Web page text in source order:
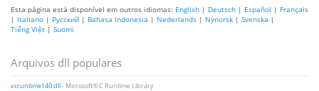
Esta página está disponível em outros idiomas: English | Deutsch | Español | Français
| Italiano | Русский | Bahasa Indonesia | Nederlands | Nynorsk | Svenska |
Tiếng Việt | Suomi
Arquivos dll populares
vcruntime140.dll- Microsoft® C Runtime Library